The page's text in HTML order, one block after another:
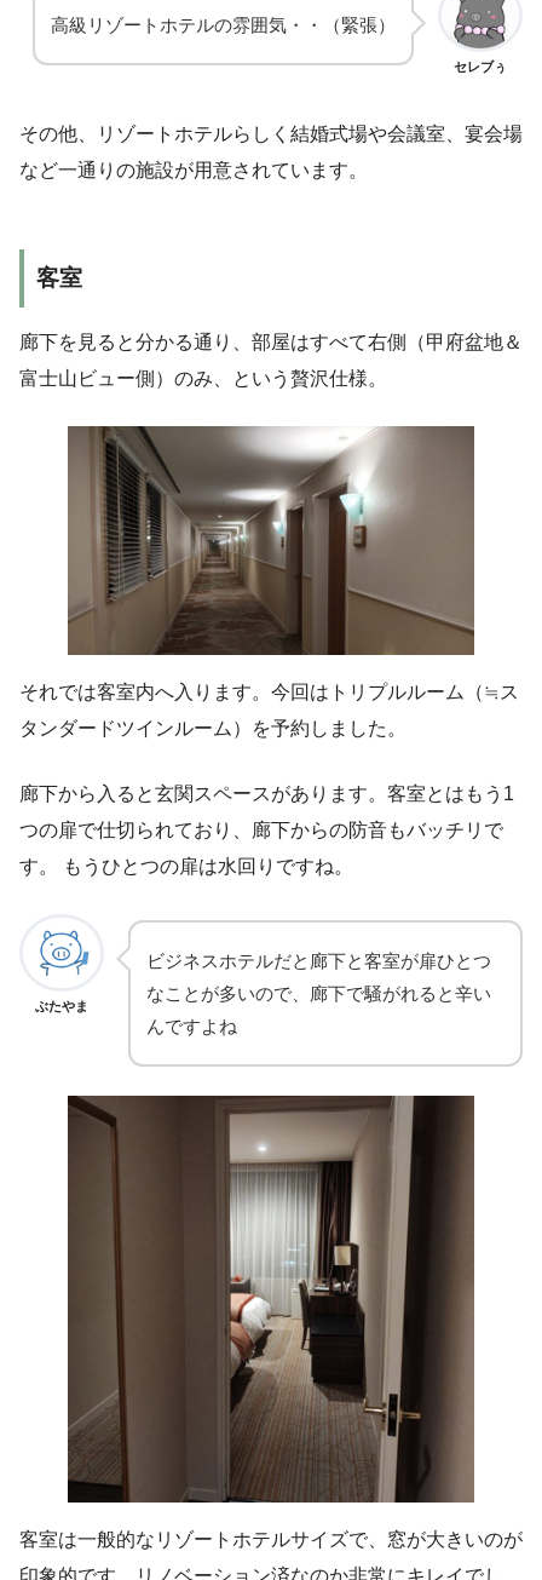
セレブぅ
高級リゾートホテルの雰囲気・・（緊張）
その他、リゾートホテルらしく結婚式場や会議室、宴会場
など一通りの施設が用意されています。
客室
廊下を見ると分かる通り、部屋はすべて右側（甲府盆地＆
富士山ビュー側）のみ、という贅沢仕様。
それでは客室内へ入ります。今回はトリプルルーム（≒ス
タンダードツインルーム）を予約しました。
廊下から入ると玄関スペースがあります。客室とはもう1
つの扉で仕切られており、廊下からの防音もバッチリで
す。 もうひとつの扉は水回りですね。
ぶたやま
ビジネスホテルだと廊下と客室が扉ひとつ
なことが多いので、廊下で騒がれると辛い
んですよね
客室は一般的なリゾートホテルサイズで、窓が大きいのが
印象的です。リノベーション済なのか非常にキレイでし